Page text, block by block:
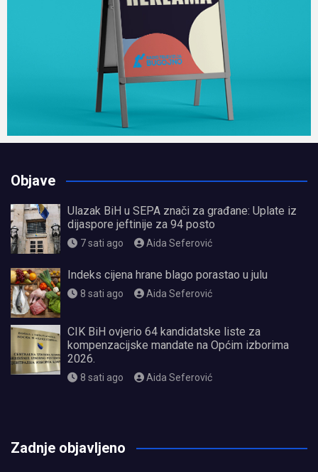
Objave
Ulazak BiH u SEPA znači za građane: Uplate iz
dijaspore jeftinije za 94 posto
7 sati ago Aida Seferović
Indeks cijena hrane blago porastao u julu
8 sati ago Aida Seferović
CIK BiH ovjerio 64 kandidatske liste za
kompenzacijske mandate na Općim izborima
2026.
8 sati ago Aida Seferović
Zadnje objavljeno